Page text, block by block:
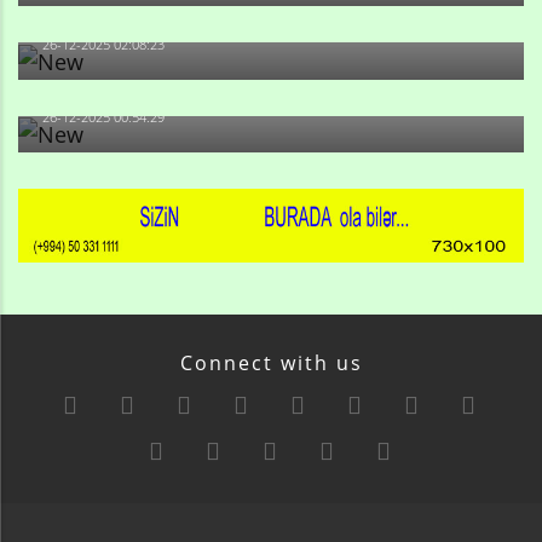
olan və...
26-12-2025 02:08:23
-Ay qız, sən məhkəməni udmayacaqsan... Sən bilirsən
də, məni...
26-12-2025 00:54:29
Connect with us